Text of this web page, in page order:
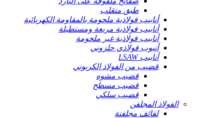
طبق متقلب
أنابيب فولاذية ملحومة بالمقاومة الكهربائية
أنابيب فولاذية مربعة ومستطيلة
أنابيب فولاذية غير ملحومة
أنبوب فولاذي حلزوني
أنابيب LSAW
قضيب من الفولاذ الكربوني
قضيب مشوه
قضيب مسطح
قضيب سلكي
الفولاذ المجلفن
لفائف مجلفنة